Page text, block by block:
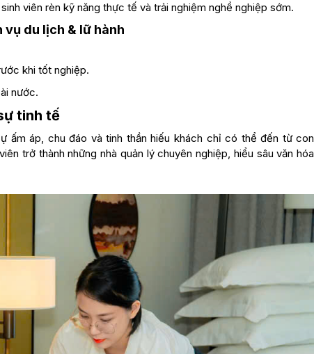
viên rèn kỹ năng thực tế và trải nghiệm nghề nghiệp sớm.
du lịch & lữ hành
khi tốt nghiệp.
nước.
tinh tế
ấm áp, chu đáo và tinh thần hiếu khách chỉ có thể đến từ con
trở thành những nhà quản lý chuyên nghiệp, hiểu sâu văn hóa